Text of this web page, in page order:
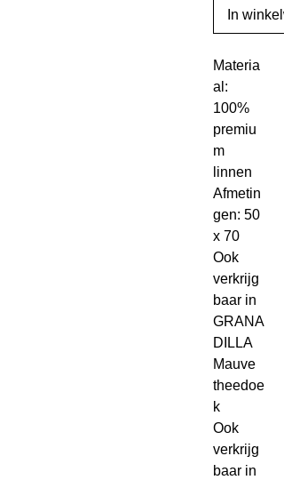
In
Materia
al:
100%
premiu
m
linnen
Afmetin
gen: 50
x 70
Ook
verkrijg
baar in
GRANA
DILLA
Mauve
theedoe
k
Ook
verkrijg
baar in